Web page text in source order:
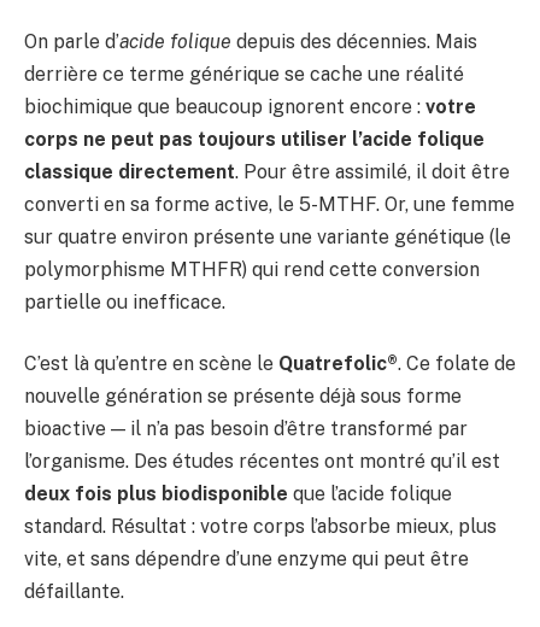
On parle d’acide folique depuis des décennies. Mais
derrière ce terme générique se cache une réalité
biochimique que beaucoup ignorent encore : votre
corps ne peut pas toujours utiliser l’acide folique
classique directement. Pour être assimilé, il doit être
converti en sa forme active, le 5-MTHF. Or, une femme
sur quatre environ présente une variante génétique (le
polymorphisme MTHFR) qui rend cette conversion
partielle ou inefficace.
C’est là qu’entre en scène le Quatrefolic®. Ce folate de
nouvelle génération se présente déjà sous forme
bioactive — il n’a pas besoin d’être transformé par
l’organisme. Des études récentes ont montré qu’il est
deux fois plus biodisponible que l’acide folique
standard. Résultat : votre corps l’absorbe mieux, plus
vite, et sans dépendre d’une enzyme qui peut être
défaillante.